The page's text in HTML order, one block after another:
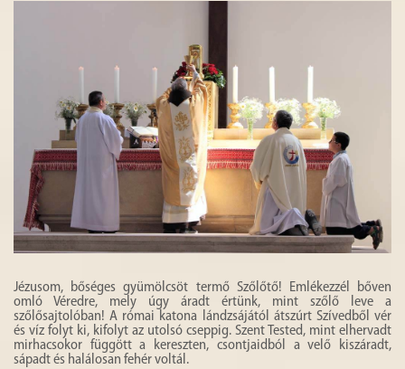
Jézusom, bőséges gyümölcsöt termő Szőlőtő! Emlékezzél bőven
omló Véredre, mely úgy áradt értünk, mint szőlő leve a
szőlősajtolóban! A római katona lándzsájától átszúrt Szívedből vér
és víz folyt ki, kifolyt az utolsó cseppig. Szent Tested, mint elhervadt
mirhacsokor függött a kereszten, csontjaidból a velő kiszáradt,
sápadt és halálosan fehér voltál.